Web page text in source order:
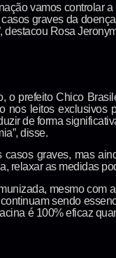
vamos controlar
graves da
destacou Rosa
o prefeito Chico
nos leitos
de forma
disse.
casos graves, mas
relaxar as medidas
mesmo com
sendo
é 100% eficaz